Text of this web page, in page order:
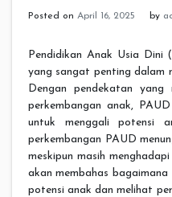
Posted on April 16, 2025 by
Pendidikan Anak Usia Dini (
yang sangat penting dalam
Dengan pendekatan yang
perkembangan anak,
untuk menggali potensi
perkembangan PAUD
meskipun masih
akan membahas
potensi anak dan melihat